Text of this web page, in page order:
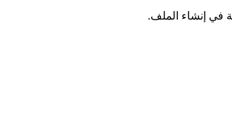
في إنشاء الملف.